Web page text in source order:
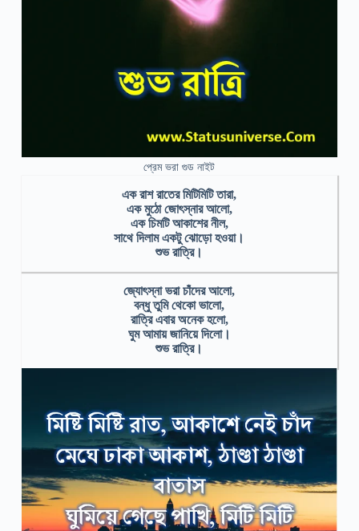
প্রেম ভরা গুড নাইট
এক রাশ রাতের মিটিমিটি তারা,
এক মুঠো জোৎস্নার আলো,
এক চিমটি আকাশের নীল,
সাথে দিলাম একটু ঝোড়ো হওয়া।
শুভ রাত্রি।
জ্যোৎস্না ভরা চাঁদের আলো,
বন্ধু তুমি থেকো ভালো,
রাত্রি এবার অনেক হলো,
ঘুম আমায় জানিয়ে দিলো।
শুভ রাত্রি।